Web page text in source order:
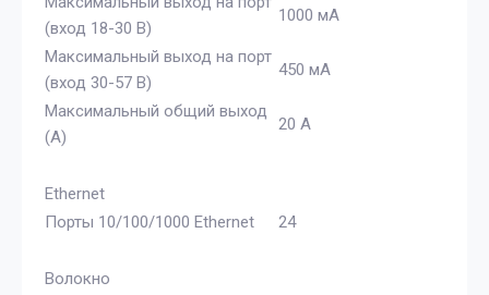
(вход 18-30 В)
1000 мА
Максимальный выход на порт
(вход 30-57 В)
450 мА
Максимальный общий выход
(A)
20 А
Ethernet
Порты 10/100/1000 Ethernet
24
Волокно